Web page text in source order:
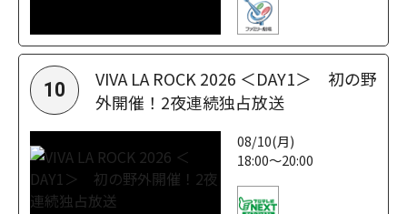
10
VIVA LA ROCK 2026 ＜DAY1＞ 初の野
外開催！2夜連続独占放送
08/10(月)
18:00～20:00